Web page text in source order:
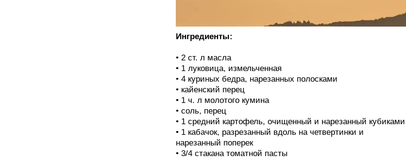
Ингредиенты:
• 2 ст. л масла
• 1 луковица, измельченная
• 4 куриных бедра, нарезанных полосками
• кайенский перец
• 1 ч. л молотого кумина
• соль, перец
• 1 средний картофель, очищенный и нарезанный кубиками
• 1 кабачок, разрезанный вдоль на четвертинки и
нарезанный поперек
• 3/4 стакана томатной пасты